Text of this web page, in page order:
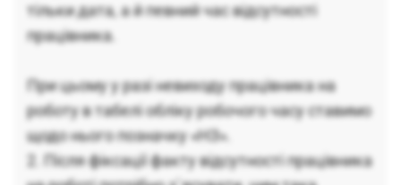
тільки дата, а й певний час відсутності
працівника.
При цьому у разі невиходу працівника на
роботу в табелі обліку робочого часу ставимо
щодо нього позначку «НЗ».
2. Після фіксації факту відсутності працівника